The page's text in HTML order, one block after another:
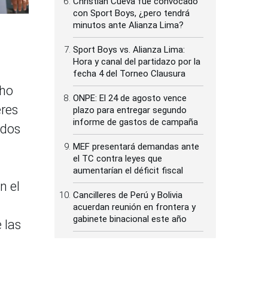
el
las
con Sport Boys, ¿pero tendrá
minutos ante Alianza Lima?
Sport Boys vs. Alianza Lima:
Hora y canal del partidazo por la
fecha 4 del Torneo Clausura
ONPE: El 24 de agosto vence
plazo para entregar segundo
informe de gastos de campaña
MEF presentará demandas ante
el TC contra leyes que
aumentarían el déficit fiscal
Cancilleres de Perú y Bolivia
acuerdan reunión en frontera y
gabinete binacional este año